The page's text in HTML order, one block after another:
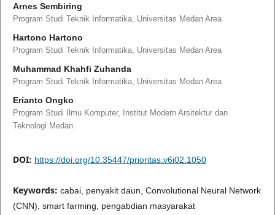
Arnes Sembiring
Program Studi Teknik Informatika, Universitas Medan Area
Hartono Hartono
Program Studi Teknik Informatika, Universitas Medan Area
Muhammad Khahfi Zuhanda
Program Studi Teknik Informatika, Universitas Medan Area
Erianto Ongko
Program Studi Ilmu Komputer, Institut Modern Arsitektur dan
Teknologi Medan
DOI: https://doi.org/10.35447/prioritas.v6i02.1050
Keywords: cabai, penyakit daun, Convolutional Neural Network
(CNN), smart farming, pengabdian masyarakat